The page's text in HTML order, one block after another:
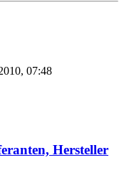
07:48
Hersteller